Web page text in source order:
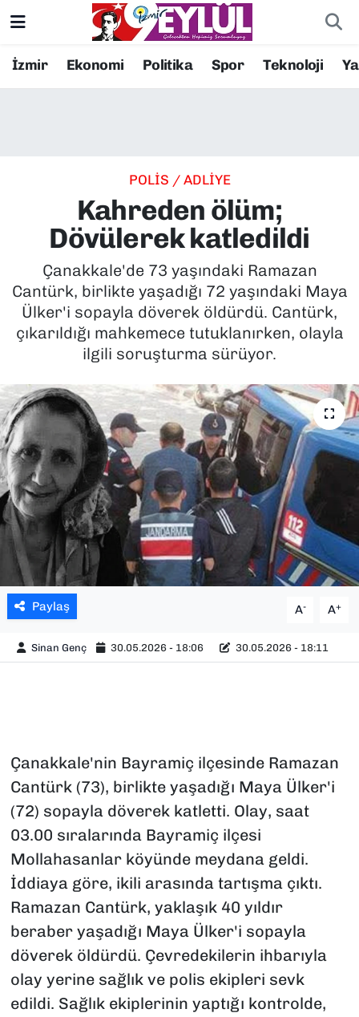
İzmir Ekonomi Politika Spor Teknoloji
POLİS / ADLİYE
Kahreden ölüm;
Dövülerek katledildi
Çanakkale'de 73 yaşındaki Ramazan
Cantürk, birlikte yaşadığı 72 yaşındaki Maya
Ülker'i sopayla döverek öldürdü. Cantürk,
çıkarıldığı mahkemece tutuklanırken, olayla
ilgili soruşturma sürüyor.
Paylaş A- A+
Sinan Genç 30.05.2026 - 18:06 30.05.2026 - 18:11
Çanakkale'nin Bayramiç ilçesinde Ramazan
Cantürk (73), birlikte yaşadığı Maya Ülker'i
(72) sopayla döverek katletti. Olay, saat
03.00 sıralarında Bayramiç ilçesi
Mollahasanlar köyünde meydana geldi.
İddiaya göre, ikili arasında tartışma çıktı.
Ramazan Cantürk, yaklaşık 40 yıldır
beraber yaşadığı Maya Ülker'i sopayla
döverek öldürdü. Çevredekilerin ihbarıyla
olay yerine sağlık ve polis ekipleri sevk
edildi. Sağlık ekiplerinin yaptığı kontrolde,
Resmi İlanlar
EKONOMİ
KÜLTÜR SANAT
MAGAZİN
POLİTİKA
SAĞLIK
SPOR
TEKNOLOJİ
YAŞAM
YEREL YÖNETİMLER
Konak Nöbetçi Eczaneler
Süper Lig Puan Durumu ve Fikstür
Tüm Manşetler
Son Dakika Haberleri
Haber Arşivi